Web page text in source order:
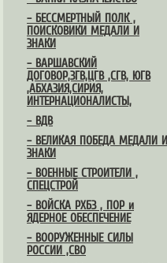
– БЕССМЕРТНЫЙ ПОЛК ,
ПОИСКОВИКИ МЕДАЛИ И
ЗНАКИ
– ВАРШАВСКИЙ
ДОГОВОР,ЗГВ,ЦГВ ,СГВ, ЮГВ
,АБХАЗИЯ,СИРИЯ,
ИНТЕРНАЦИОНАЛИСТЫ,
– ВДВ
– ВЕЛИКАЯ ПОБЕДА МЕДАЛИ И
ЗНАКИ
– ВОЕННЫЕ СТРОИТЕЛИ ,
СПЕЦСТРОЙ
– ВОЙСКА РХБЗ , ПОР и
ЯДЕРНОЕ ОБЕСПЕЧЕНИЕ
– ВООРУЖЕННЫЕ СИЛЫ
РОССИИ ,СВО